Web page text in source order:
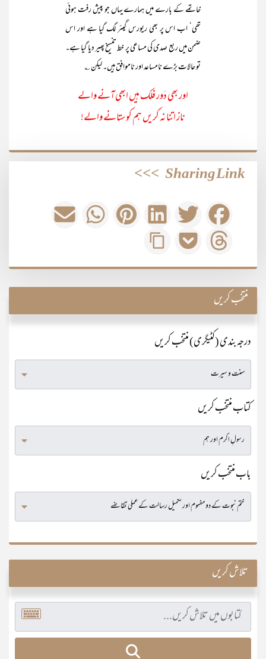
خاتمے کے بارے میں ہمارے یہاں جو پیش رفت ہوئی
تھی‘ اب اس پر بھی ریورس گیئر لگ گیا ہے اور اس
ضمن میں ربع صدی کی مساعی پر خط تنسیخ پھیر دیا گیا ہے۔
تو حالات بڑے نامساعد اور ناموافق ہیں۔ لیکن ؎
اور بھی دَور فلک ہیں ابھی آنے والے
ناز اتنا نہ کریں ہم کو ستانے والے!
Sharing Link
>>>
منتخب کریں
درجہ بندی (کٹیگری) منتخب کریں
کتاب منتخب کریں
باب منتخب کریں
تلاش کریں